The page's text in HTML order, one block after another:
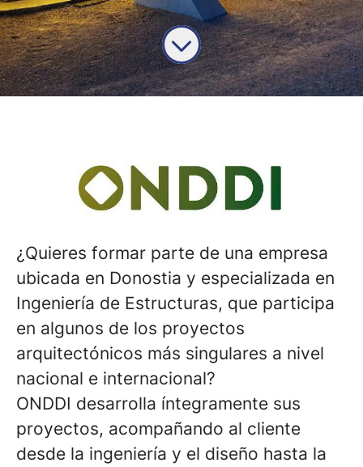
¿Quieres formar parte de una empresa
ubicada en Donostia y especializada en
Ingeniería de Estructuras, que participa
en algunos de los proyectos
arquitectónicos más singulares a nivel
nacional e internacional?
ONDDI desarrolla íntegramente sus
proyectos, acompañando al cliente
desde la ingeniería y el diseño hasta la